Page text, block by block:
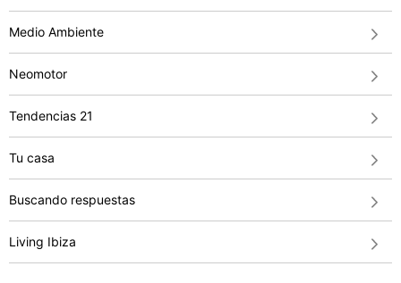
Medio Ambiente
Neomotor
Tendencias 21
Tu casa
Buscando respuestas
Living Ibiza